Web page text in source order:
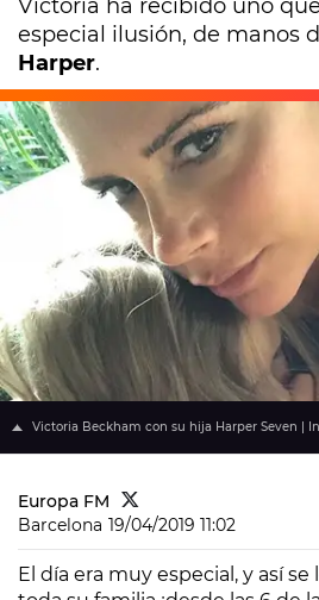
Victoria ha recibido uno
especial ilusión, de manos
Harper.
Victoria Beckham con su hija Harper Seven |
Europa FM
Barcelona 19/04/2019 11:02
El día era muy especial, y así